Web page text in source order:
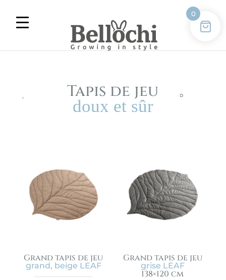
Tapis de jeu
doux et sûr
Grand tapis de jeu
grand, beige LEAF
Grand tapis de jeu
grise LEAF
138×120 cm
0